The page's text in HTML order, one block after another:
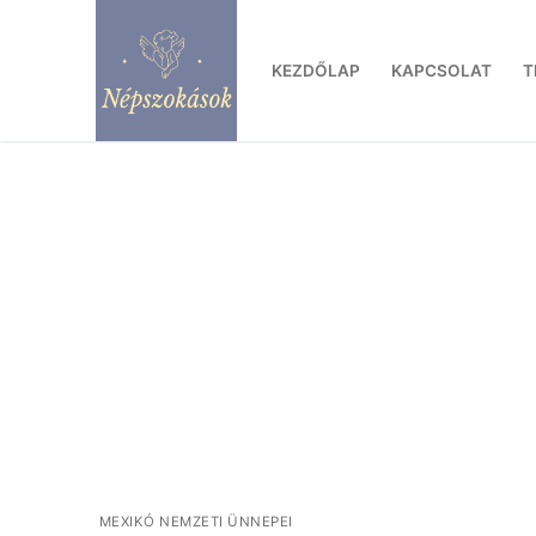
KEZDŐLAP KAPCSOLAT
MEXIKÓ NEMZETI ÜNNEPEI